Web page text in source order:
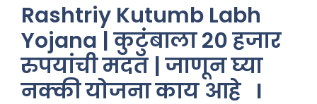
Rashtriy Kutumb Labh
Yojana | कुटुंबाला 20 हजार
रुपयांची मदत | जाणून घ्या
नक्की योजना काय आहे I